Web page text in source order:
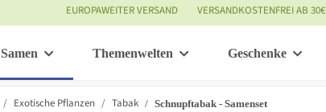
EUROPAWEITER VERSAND VERSANDKOSTENFREI AB
Samen Themenwelten Geschenke
Exotische Pflanzen Tabak Schnupftabak - Samenset